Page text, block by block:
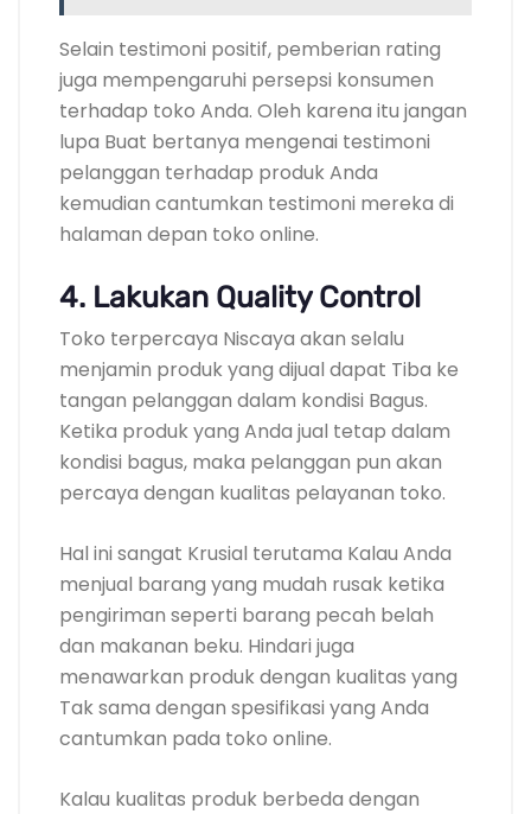
Selain testimoni positif, pemberian rating
juga mempengaruhi persepsi konsumen
terhadap toko Anda. Oleh karena itu jangan
lupa Buat bertanya mengenai testimoni
pelanggan terhadap produk Anda
kemudian cantumkan testimoni mereka di
halaman depan toko online.
4. Lakukan Quality Control
Toko terpercaya Niscaya akan selalu
menjamin produk yang dijual dapat Tiba ke
tangan pelanggan dalam kondisi Bagus.
Ketika produk yang Anda jual tetap dalam
kondisi bagus, maka pelanggan pun akan
percaya dengan kualitas pelayanan toko.
Hal ini sangat Krusial terutama Kalau Anda
menjual barang yang mudah rusak ketika
pengiriman seperti barang pecah belah
dan makanan beku. Hindari juga
menawarkan produk dengan kualitas yang
Tak sama dengan spesifikasi yang Anda
cantumkan pada toko online.
Kalau kualitas produk berbeda dengan